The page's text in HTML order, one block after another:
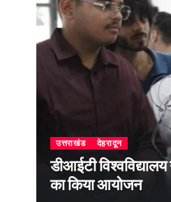
उत्तराखंड देहरादून
डीआईटी
का किया आयोजन